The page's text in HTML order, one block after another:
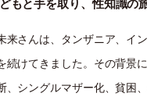
もと手を取り、性知識の
来さんは、タンザニア、イ
続けてきました。その背景
、シングルマザー化、貧困